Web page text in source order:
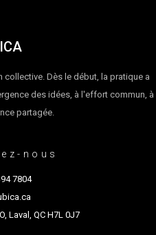
Dès le début, la pratique a
des idées, à l'effort commun, à
partagée.
nous
7804
Laval, QC H7L 0J7